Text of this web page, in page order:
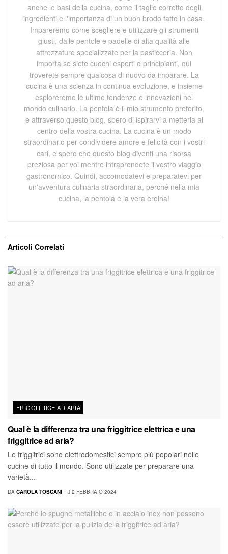
anche le basi della cucina, come il taglio corretto degli
ingredienti e l'importanza di un buon brodo fatto in casa.
Impareremo come scegliere e utilizzare gli strumenti
giusti, dalle pentole e padelle di alta qualità alle
attrezzature specializzate per la pasticceria. Non
importa se siete cuochi esperti o principianti, qui
troverete sempre qualcosa di nuovo da imparare. La
cucina è una scienza in continua evoluzione, e insieme
esploreremo le ultime tendenze e innovazioni nel
mondo culinario. La pentola è il mio strumento preferito,
e attraverso questo blog, spero di ispirarvi a metterla al
centro della vostra cucina. La cucina è un modo
straordinario per condividere amore e felicità con i vostri
cari, e spero che questo blog diventi una risorsa
preziosa per voi mentre intraprendete il vostro viaggio
gastronomico. Quindi, accomodatevi e preparatevi per
un'avventura culinaria straordinaria, perché nella mia
cucina, la pentola è la vera eroina!
Articoli Correlati
FRIGGITRICE AD ARIA
Qual è la differenza tra una friggitrice elettrica e una
friggitrice ad aria?
Le friggitrici sono elettrodomestici sempre più popolari nelle
cucine di tutto il mondo. Sono utilizzate per preparare una
varietà...
DA CAROLA TOSCANI 2 FEBBRAIO 2024